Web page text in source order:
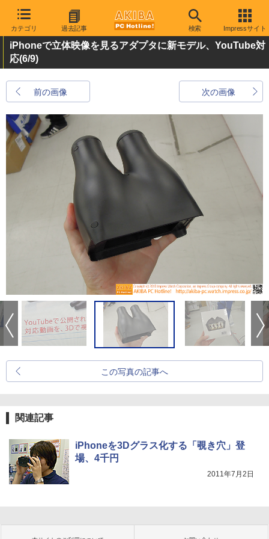
カテゴリ 過去記事 検索 Impressサイト
iPhoneで立体映像を見るアダプタに新モデル、YouTube対
応(6/9)
前の画像 次の画像
この写真の記事へ
関連記事
iPhoneを3Dグラス化する「覗き穴」登
場、4千円
2011年7月2日